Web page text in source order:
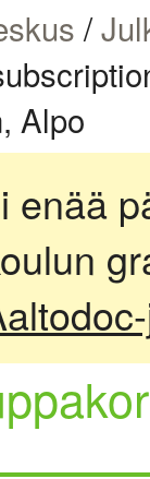
/
Alpo
enää